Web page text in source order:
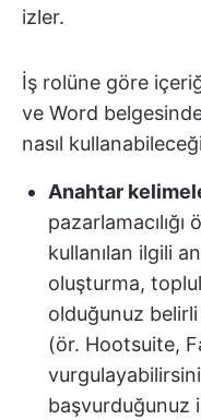
izler.
İş rolüne göre
ve Word
nasıl
Anahtar
kullanılan ilgili
oluşturma,
olduğunuz
(ör. Hootsuite,
başvurduğunuz